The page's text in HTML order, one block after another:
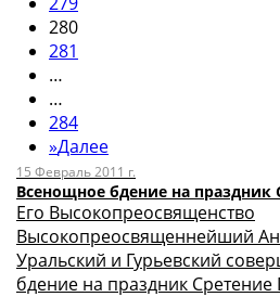
280
281
…
…
284
»Далее
15 Февраль 2011 г.
Всенощное бдение на праздник
Его Высокопреосвященство
Высокопреосвященнейший
Уральский и Гурьевский
бдение на праздник Сретение